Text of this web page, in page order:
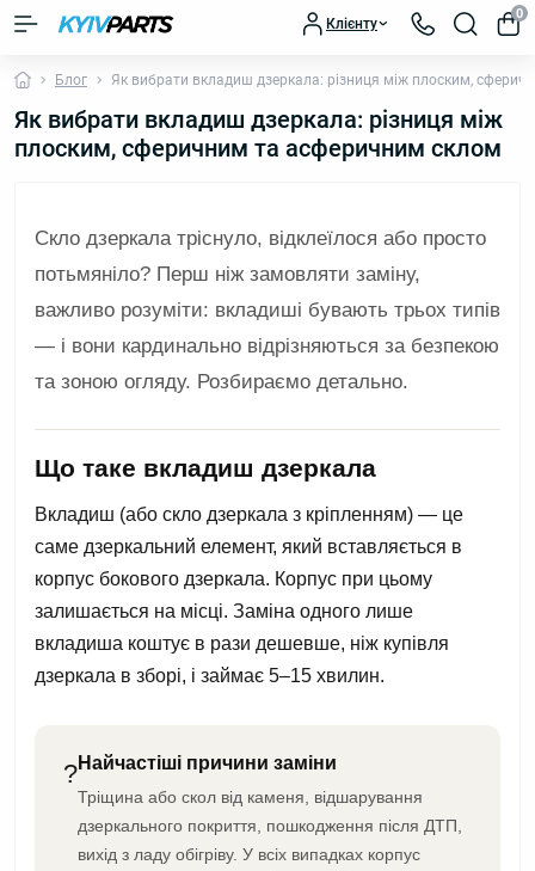
Клієнту
0
Блог Як вибрати вкладиш дзеркала: різниця між плоским,
Як вибрати вкладиш дзеркала: різниця між
плоским, сферичним та асферичним склом
Скло дзеркала тріснуло, відклеїлося або просто
потьмяніло? Перш ніж замовляти заміну,
важливо розуміти: вкладиші бувають трьох типів
— і вони кардинально відрізняються за безпекою
та зоною огляду. Розбираємо детально.
Що таке вкладиш дзеркала
Вкладиш (або скло дзеркала з кріпленням) — це
саме дзеркальний елемент, який вставляється в
корпус бокового дзеркала. Корпус при цьому
залишається на місці. Заміна одного лише
вкладиша коштує в рази дешевше, ніж купівля
дзеркала в зборі, і займає 5–15 хвилин.
?Найчастіші причини заміни
Тріщина або скол від каменя, відшарування
дзеркального покриття, пошкодження після ДТП,
вихід з ладу обігріву. У всіх випадках корпус